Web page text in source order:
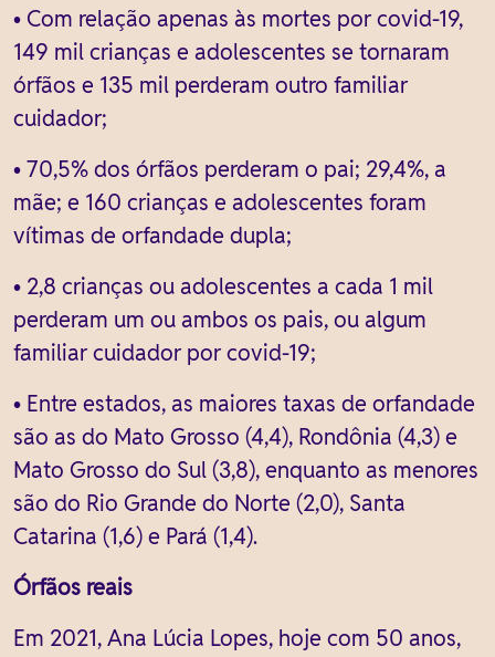
• Com relação apenas às mortes por covid-19,
149 mil crianças e adolescentes se tornaram
órfãos e 135 mil perderam outro familiar
cuidador;
• 70,5% dos órfãos perderam o pai; 29,4%, a
mãe; e 160 crianças e adolescentes foram
vítimas de orfandade dupla;
• 2,8 crianças ou adolescentes a cada 1 mil
perderam um ou ambos os pais, ou algum
familiar cuidador por covid-19;
• Entre estados, as maiores taxas de orfandade
são as do Mato Grosso (4,4), Rondônia (4,3) e
Mato Grosso do Sul (3,8), enquanto as menores
são do Rio Grande do Norte (2,0), Santa
Catarina (1,6) e Pará (1,4).
Órfãos reais
Em 2021, Ana Lúcia Lopes, hoje com 50 anos,